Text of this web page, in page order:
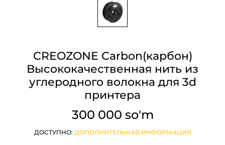
CREOZONE Carbon(карбон)
Высококачественная нить из
углеродного волокна для 3d
принтера
300 000 so'm
ДОСТУПНО: ДОПОЛНИТЕЛЬНАЯ ИНФОРМАЦИЯ